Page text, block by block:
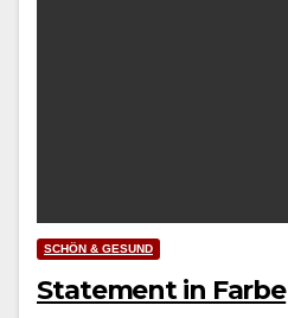
SCHÖN & GESUND
Statement in Farbe